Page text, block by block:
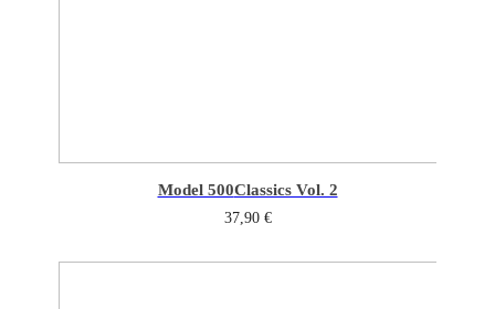
Model 500Classics Vol. 2
37,90 €